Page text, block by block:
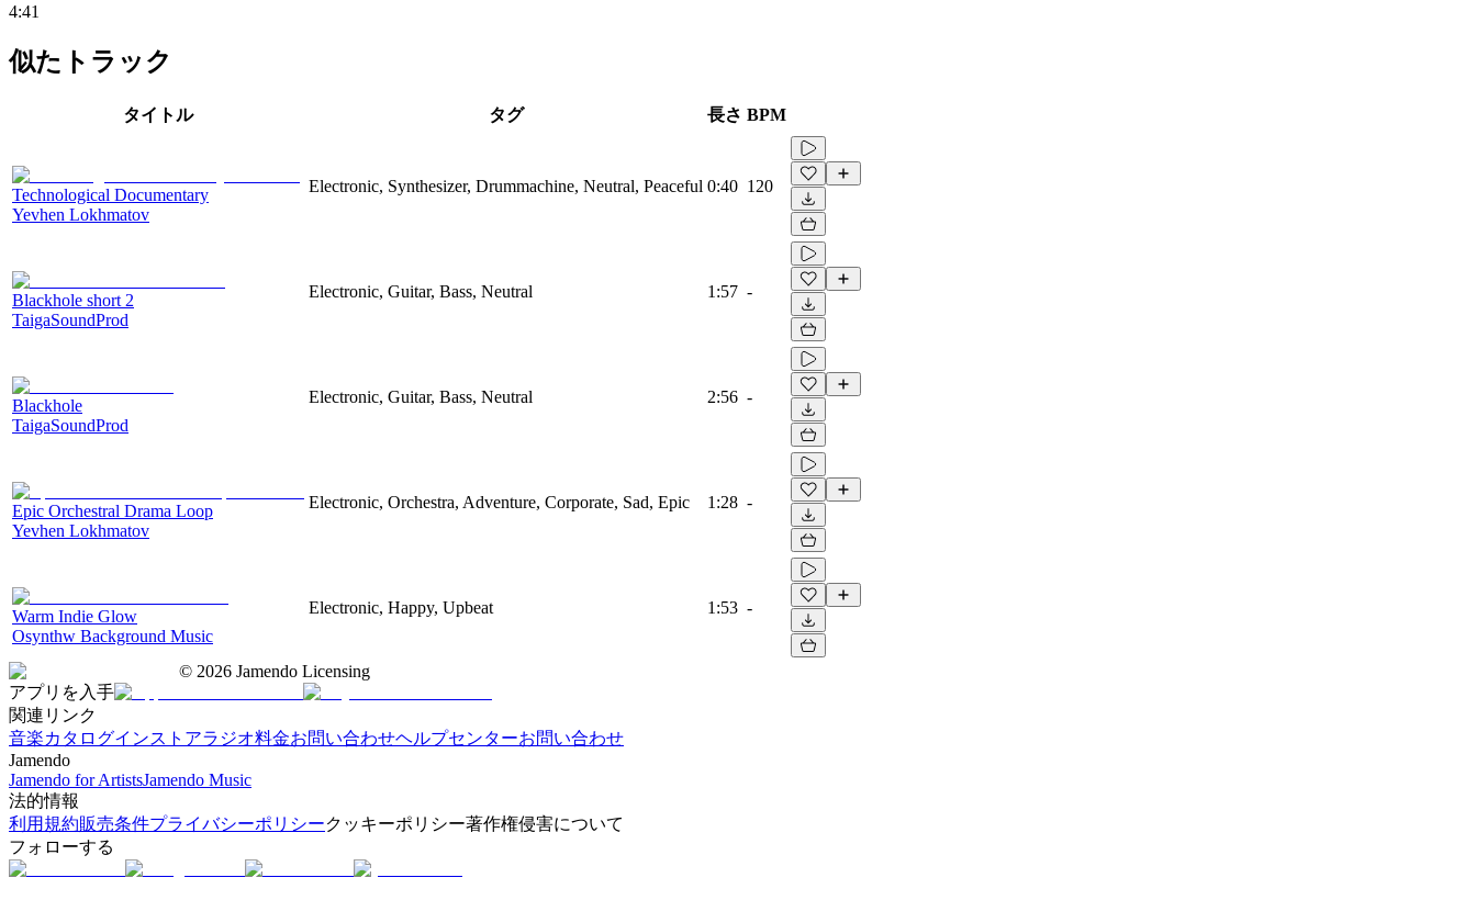
4:41
似たトラック
タイトル タグ 長さ BPM
Technological Documentary
Yevhen Lokhmatov
Electronic, Synthesizer, Drummachine, Neutral, Peaceful 0:40 120
Blackhole short 2
TaigaSoundProd
Electronic, Guitar, Bass, Neutral 1:57 -
Blackhole
TaigaSoundProd
Electronic, Guitar, Bass, Neutral 2:56 -
Epic Orchestral Drama Loop
Yevhen Lokhmatov
Electronic, Orchestra, Adventure, Corporate, Sad, Epic 1:28 -
Warm Indie Glow
Osynthw Background Music
Electronic, Happy, Upbeat 1:53 -
© 2026 Jamendo Licensing
アプリを入手
関連リンク
音楽カタログインストアラジオ料金お問い合わせヘルプセンターお問い合わせ
Jamendo
Jamendo for ArtistsJamendo Music
法的情報
利用規約販売条件プライバシーポリシークッキーポリシー著作権侵害について
フォローする